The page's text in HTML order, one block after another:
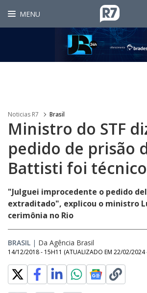
MENU
Noticias R7 Brasil
Ministro do STF
pedido de prisão
Battisti foi técnico
"Julguei improcedente o pedido
extraditado", explicou o ministro
cerimônia no Rio
BRASIL | Da Agência Brasil
14/12/2018 - 15H11 (ATUALIZADO EM 22/02/2024